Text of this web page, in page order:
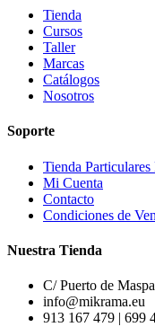
Tienda
Cursos
Taller
Marcas
Catálogos
Nosotros
Soporte
Tienda
Mi Cuenta
Contacto
Condiciones de
Nuestra Tienda
C/ Puerto de
info@mikrama.eu
913 167 479 | 699